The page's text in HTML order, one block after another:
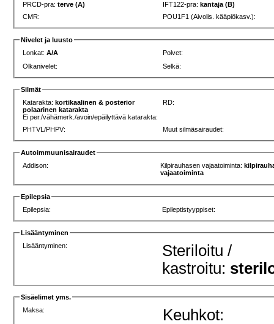
PRCD-pra:terve (A) IFT122-pra: kantaja (B)
CMR:
POU1F1 (Aivolis. kääpiökasv.):
Nivelet ja luusto
Lonkat:A/A
Polvet:
Olkanivelet:
Selkä:
Silmät
Katarakta:kortikaalinen & posterior
polaarinen katarakta
Ei per./vähämerk./avoin/epäilyttävä katarakta:
RD:
PHTVL/PHPV: Muut silmäsairaudet:
Autoimmuunisairaudet
Addison:
Kilpirauhasen vajaatoiminta:
vajaatoiminta
Epilepsia
Epilepsia:
Epileptistyyppiset:
Lisääntyminen
Lisääntyminen:
Steriloitu /
kastroitu:
Sisäelimet yms.
Maksa:
Keuhkot: